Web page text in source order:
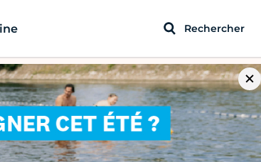
Rechercher